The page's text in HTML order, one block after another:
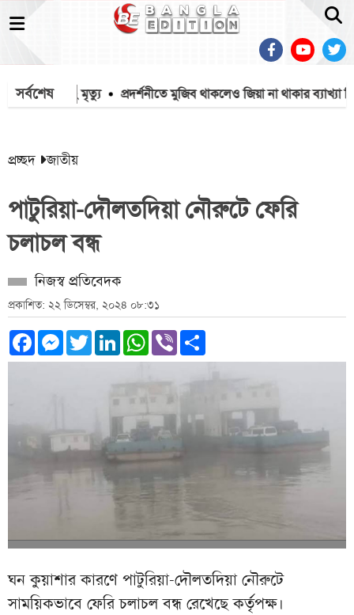
সর্বশেষ
১৫৭১২ মৃত্যু প্রদর্শনীতে মুজিব থাকলেও জিয়া না থাকার ব্যাখ্যা
প্রচ্ছদ জাতীয়
পাটুরিয়া-দৌলতদিয়া নৌরুটে ফেরি
চলাচল বন্ধ
নিজস্ব প্রতিবেদক
প্রকাশিত: ২২ ডিসেম্বর, ২০২৪ ০৮:৩১
Facebook
Messenger
TwitterLinkedInWhatsApp
Viber
ঘন কুয়াশার কারণে পাটুরিয়া-দৌলতদিয়া নৌরুটে
সাময়িকভাবে ফেরি চলাচল বন্ধ রেখেছে কর্তৃপক্ষ।